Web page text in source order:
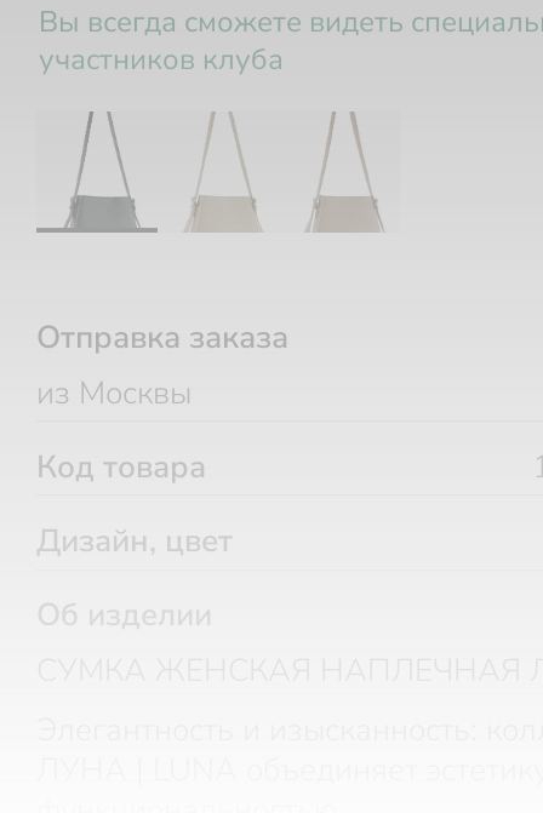
Вы всегда сможете видеть
участников клуба
Отправка заказа
из Москвы
Код товара
Дизайн, цвет
Об изделии